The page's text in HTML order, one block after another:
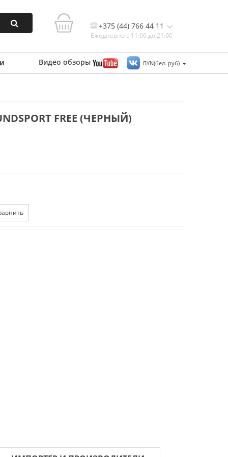
+375 (44) 766 44 11
Ежедневно с 11:00 до 21:00
Видео обзоры BYN(бел. руб)
FREE (ЧЕРНЫЙ)